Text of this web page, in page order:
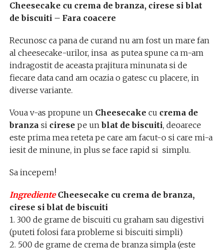
Cheesecake cu crema de branza, cirese si blat
de biscuiti – Fara coacere
Recunosc ca pana de curand nu am fost un mare fan
al cheesecake-urilor, insa as putea spune ca m-am
indragostit de aceasta prajitura minunata si de
fiecare data cand am ocazia o gatesc cu placere, in
diverse variante.
Voua v-as propune un Cheesecake cu crema de
branzasi cirese pe unblat de biscuiti, deoarece
este prima mea reteta pe care am facut-o si care mi-a
iesit de minune, in plus se face rapid si simplu.
Sa incepem!
IngredienteCheesecake cu crema de branza,
cirese si blat de biscuiti
1. 300 de grame de biscuiti cu graham sau digestivi
(puteti folosi fara probleme si biscuiti simpli)
2. 500 de grame de crema de branza simpla (este